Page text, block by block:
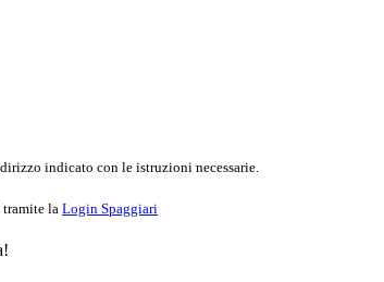
indicato con le istruzioni necessarie.
tramite la Login Spaggiari